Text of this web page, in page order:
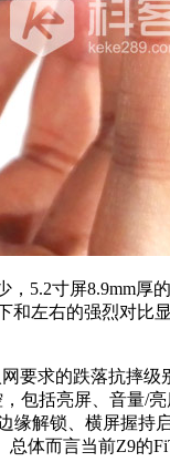
寸屏8.9mm厚
左右的强烈对
求的跌落抗摔级
包括亮屏、音量/
解锁、横屏握
体而言当前Z9的